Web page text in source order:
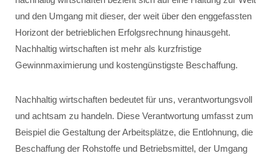
und den Umgang mit dieser, der weit über den enggefassten
Horizont der betrieblichen Erfolgsrechnung hinausgeht.
Nachhaltig wirtschaften ist mehr als kurzfristige
Gewinnmaximierung und kostengünstigste Beschaffung.
Nachhaltig wirtschaften bedeutet für uns, verantwortungsvoll
und achtsam zu handeln. Diese Verantwortung umfasst zum
Beispiel die Gestaltung der Arbeitsplätze, die Entlohnung, die
Beschaffung der Rohstoffe und Betriebsmittel, der Umgang